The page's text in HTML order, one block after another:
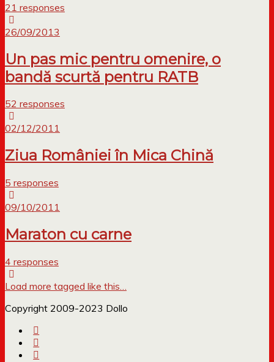
21 responses
26/09/2013
Un pas mic pentru omenire, o
bandă scurtă pentru RATB
52 responses
02/12/2011
Ziua României în Mica Chină
5 responses
09/10/2011
Maraton cu carne
4 responses
Load more tagged like this…
Copyright 2009-2023 Dollo